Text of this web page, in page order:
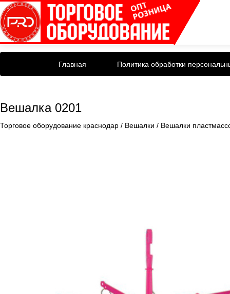
Главная Политика обработки
Вешалка 0201
Торговое оборудование краснодар / Вешалки / Вешалки